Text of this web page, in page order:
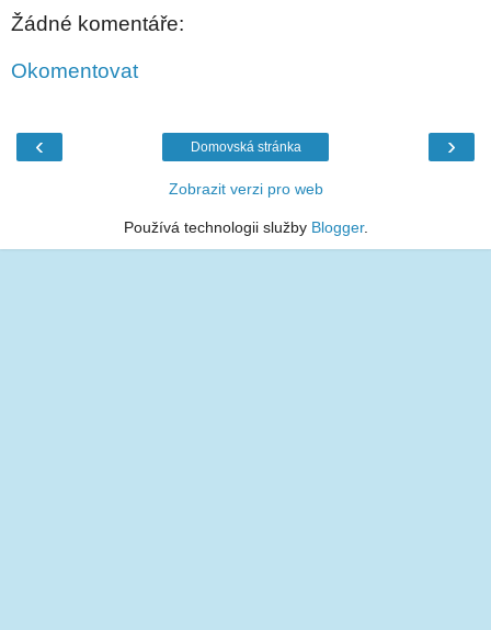
Žádné komentáře:
Okomentovat
‹ ›
Domovská stránka
Zobrazit verzi pro web
Používá technologii služby Blogger.